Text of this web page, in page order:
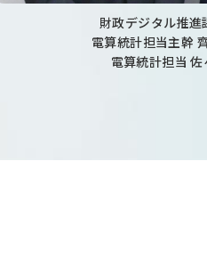
財政デジタル推進
電算統計担当主幹
電算統計担当